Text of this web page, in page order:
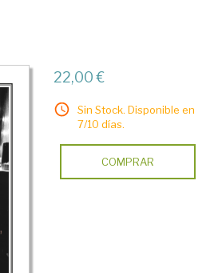
22,00 €
Sin Stock. Disponible en
7/10 días.
COMPRAR